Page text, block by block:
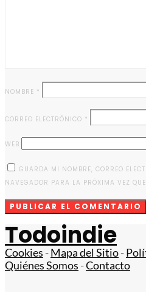
NOMBRE *
CORREO ELECTRÓNICO *
WEB
GUARDA MI NOMBRE, CORREO
NAVEGADOR PARA LA PRÓXIMA VEZ QUE
Todoindie
Cookies -Mapa del Sitio-
Quiénes Somos -Contacto